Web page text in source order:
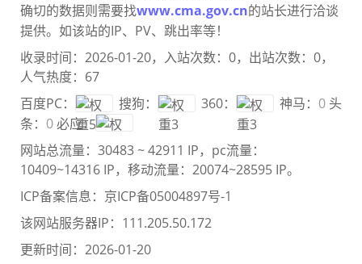
确切的数据则需要找www.cma.gov.cn的站长进行洽谈
提供。如该站的IP、PV、跳出率等！
收录时间：2026-01-20，入站次数：0，出站次数：0，
人气热度：67
百度PC：
搜狗： 360： 神马： 0 头
条： 0必应：
网站总流量： 30483 ~ 42911 IP，pc流量：
10409~14316 IP，移动流量： 20074~28595 IP。
ICP备案信息： 京ICP备05004897号-1
该网站服务器IP：111.205.50.172
更新时间：2026-01-20